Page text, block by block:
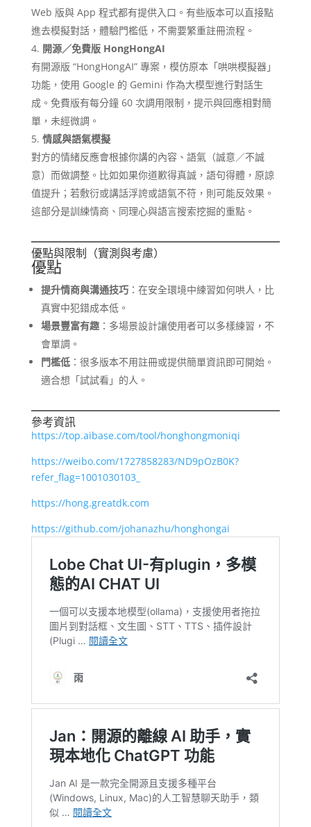
Web 版與 App 程式都有提供入口。有些版本可以直接點
進去模擬對話，體驗門檻低，不需要繁重註冊流程。
開源／免費版 HongHongAI
有開源版 “HongHongAI” 專案，模仿原本「哄哄模擬器」
功能，使用 Google 的 Gemini 作為大模型進行對話生
成。免費版有每分鐘 60 次調用限制，提示與回應相對簡
單，未經微調。
情感與語氣模擬
對方的情緒反應會根據你講的內容、語氣（誠意／不誠
意）而做調整。比如如果你道歉得真誠，語句得體，原諒
值提升；若敷衍或講話浮誇或語氣不符，則可能反效果。
這部分是訓練情商、同理心與語言搜索挖掘的重點。
優點與限制（實測與考慮）
優點
提升情商與溝通技巧：在安全環境中練習如何哄人，比
真實中犯錯成本低。
場景豐富有趣：多場景設計讓使用者可以多樣練習，不
會單調。
門檻低：很多版本不用註冊或提供簡單資訊即可開始。
適合想「試試看」的人。
參考資訊
https://top.aibase.com/tool/honghongmoniqi
https://weibo.com/1727858283/ND9pOzB0K?
refer_flag=1001030103_
https://hong.greatdk.com
https://github.com/johanazhu/honghongai